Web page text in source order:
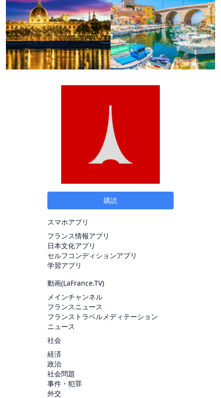
購読
スマホアプリ
フランス情報アプリ
日本文化アプリ
セルフコンディションアプリ
学習アプリ
動画(LaFrance.TV)
メインチャンネル
フランスニュース
フランストラベルメディテーション
ニュース
社会
経済
政治
社会問題
事件・犯罪
外交